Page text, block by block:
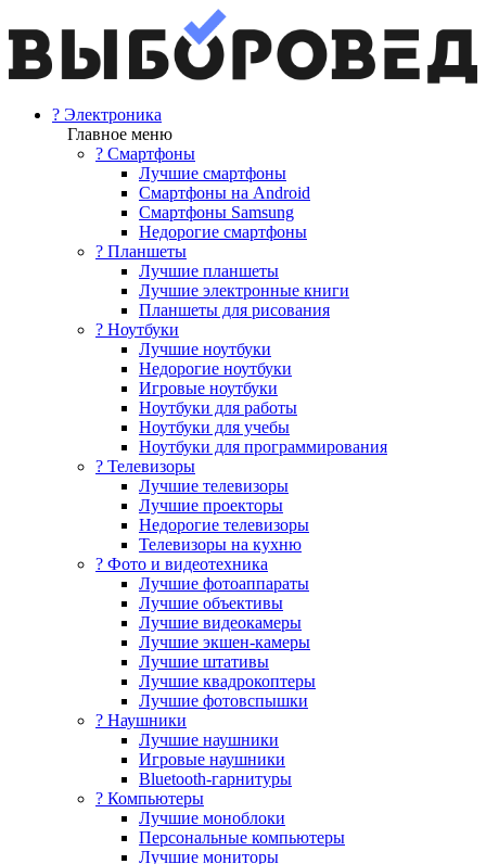
? Электроника
Главное меню
? Смартфоны
Лучшие смартфоны
Смартфоны на Android
Смартфоны Samsung
Недорогие смартфоны
? Планшеты
Лучшие планшеты
Лучшие электронные книги
Планшеты для рисования
? Ноутбуки
Лучшие ноутбуки
Недорогие ноутбуки
Игровые ноутбуки
Ноутбуки для работы
Ноутбуки для учебы
Ноутбуки для программирования
? Телевизоры
Лучшие телевизоры
Лучшие проекторы
Недорогие телевизоры
Телевизоры на кухню
? Фото и видеотехника
Лучшие фотоаппараты
Лучшие объективы
Лучшие видеокамеры
Лучшие экшен-камеры
Лучшие штативы
Лучшие квадрокоптеры
Лучшие фотовспышки
? Наушники
Лучшие наушники
Игровые наушники
Bluetooth-гарнитуры
?️ Компьютеры
Лучшие моноблоки
Персональные компьютеры
Лучшие мониторы